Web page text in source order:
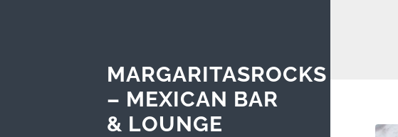
MARGARITASROCKS
– MEXICAN BAR
& LOUNGE